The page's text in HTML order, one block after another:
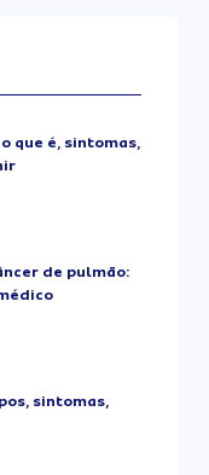
que é, sintomas,
de pulmão:
sintomas,